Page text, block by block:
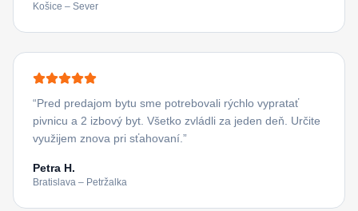
Košice – Sever
“Pred predajom bytu sme potrebovali rýchlo vypratať
pivnicu a 2 izbový byt. Všetko zvládli za jeden deň. Určite
využijem znova pri sťahovaní. ”
Petra H.
Bratislava – Petržalka